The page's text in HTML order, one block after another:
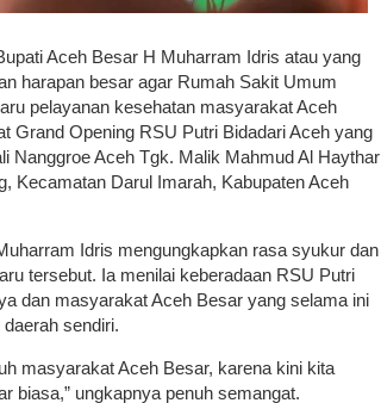
Aceh Besar H Muharram Idris atau yang
harapan besar agar Rumah Sakit Umum
pelayanan kesehatan masyarakat Aceh
Grand Opening RSU Putri Bidadari Aceh yang
Nanggroe Aceh Tgk. Malik Mahmud Al Haythar
Kecamatan Darul Imarah, Kabupaten Aceh
Idris mengungkapkan rasa syukur dan
tersebut. Ia menilai keberadaan RSU Putri
dan masyarakat Aceh Besar yang selama ini
sendiri.
masyarakat Aceh Besar, karena kini kita
biasa,” ungkapnya penuh semangat.